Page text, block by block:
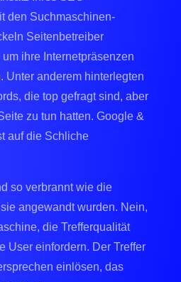
den Suchmaschinen-
Seitenbetreiber
ihre Internetpräsenzen
Unter anderem hinterlegten
die top gefragt sind, aber
zu tun hatten. Google &
auf die Schliche
so verbrannt wie die
angewandt wurden. Nein,
die Trefferqualität
User einfordern. Der Treffer
einlösen, das